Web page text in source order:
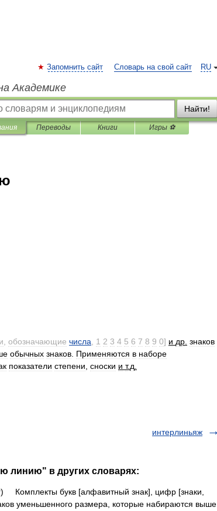
RU
Запомнить сайт Словарь на свой сайт
Академике
Найти!
Переводы Книги Игры ⚽
обозначающие числа 1 2 3 4 5 6 7 8 9 0] и др знаков
обычных знаков Применяются в наборе
показатели степени сноски и т.д
интерлиньяж
линию" в других словарях:
букв [алфавитный знак], цифр [знаки,
уменьшенного размера, которые набираются выше